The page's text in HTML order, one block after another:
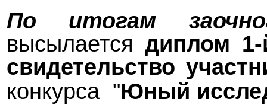
По итогам
высылаетсядиплом
свидетельство
конкурса "Юный